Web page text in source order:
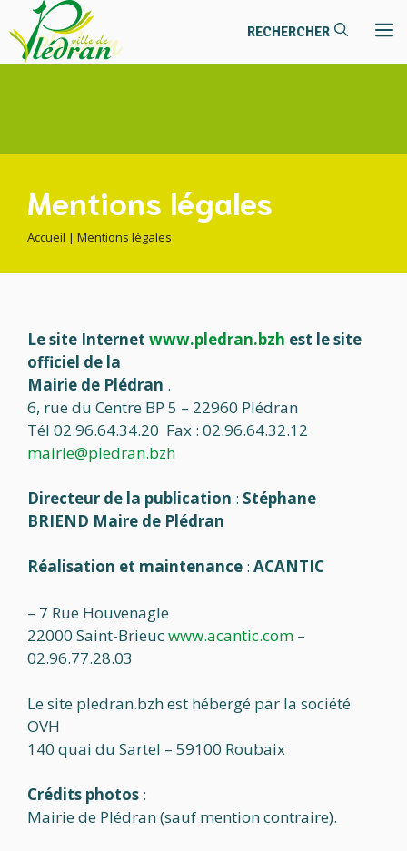
principal
au
contenu
Mentions légales
Accueil | Mentions légales
Le site Internet www.pledran.bzh est le site
officiel de la
Mairie de Plédran .
6, rue du Centre BP 5 – 22960 Plédran
Tél 02.96.64.34.20 Fax : 02.96.64.32.12
mairie@pledran.bzh
Directeur de la publication : Stéphane
BRIEND Maire de Plédran
Réalisation et maintenance : ACANTIC
– 7 Rue Houvenagle
22000 Saint-Brieucwww.acantic.com –
02.96.77.28.03
Le site pledran.bzh est hébergé par la société
OVH
140 quai du Sartel – 59100 Roubaix
Crédits photos :
Mairie de Plédran (sauf mention contraire).